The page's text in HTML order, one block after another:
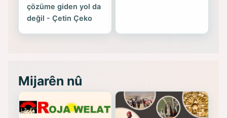
çözüme giden yol da
değil - Çetin Çeko
Mijarên nû